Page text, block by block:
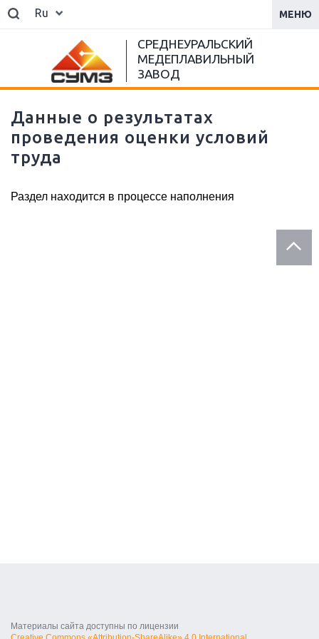
Ru МЕНЮ
СРЕДНЕУРАЛЬСКИЙ
МЕДЕПЛАВИЛЬНЫЙ
ЗАВОД
Данные о результатах
проведения оценки условий
труда
Раздел находится в процессе наполнения
Материалы сайта доступны по лицензии